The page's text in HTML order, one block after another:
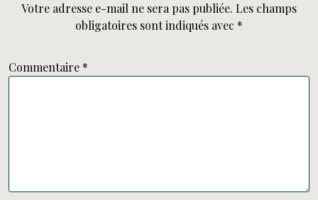
Votre adresse e-mail ne sera pas publiée. Les champs
obligatoires sont indiqués avec *
Commentaire *